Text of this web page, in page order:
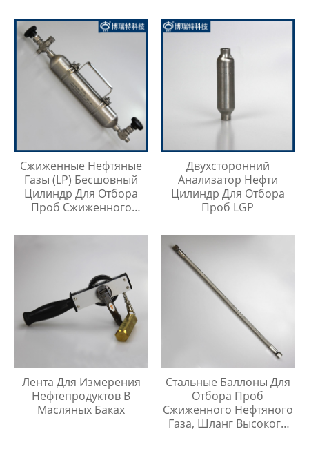
Сжиженные Нефтяные
Газы (LP) Бесшовный
Цилиндр Для Отбора
Проб Сжиженного
Двухсторонний
Анализатор Нефти
Цилиндр Для Отбора
Проб LGP
Лента Для Измерения
Нефтепродуктов В
Масляных Баках
Стальные Баллоны Для
Отбора Проб
Сжиженного Нефтяного
Газа, Шланг Высокого